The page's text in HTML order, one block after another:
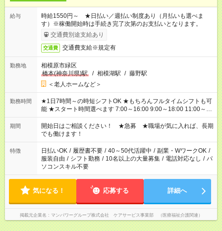
給与
時給1550円～ ★日払い／週払い制度あり（月払いも選べま
す）※稼働開始時は手続き完了次第のお支払いとなります。
交通費別途支給あり
交通費 交通費支給※規定有
勤務地
相模原市緑区
橋本(神奈川県)駅
/ 相模湖駅 / 藤野駅
＜老人ホームなど＞
勤務時間
★1日7時間～の時短シフトOK ★もちろんフルタイムシフトも可
能 ★スタート時間選べます 7:00～16:00 9:00～18:00 11:00～
20:00 など 残業なし！ ※Wワークの場合、他のお仕事と合わせ
週40時間超の就業はご案内できません ※法令に基づき、週20時
間以上勤務は社会保険への加入対象となります ※労働者派遣法
（日雇い派遣の原則禁止）により、短時間・短期間の就業はご
案内が難しい場合があります
期間
開始日はご相談ください！ ★急募 ★職場が気に入れば、長期
でも働けます！
特徴 日払いOK / 履歴書不要 / 40～50代活躍中 / 副業・WワークOK /
服装自由 / シフト勤務 / 10名以上の大量募集 / 電話対応なし / パ
ソコンスキル不要
気になる！ 応募する 詳細へ
掲載元企業名 マンパワーグループ株式会社 ケアサービス事業部 （医療福祉介護関連）